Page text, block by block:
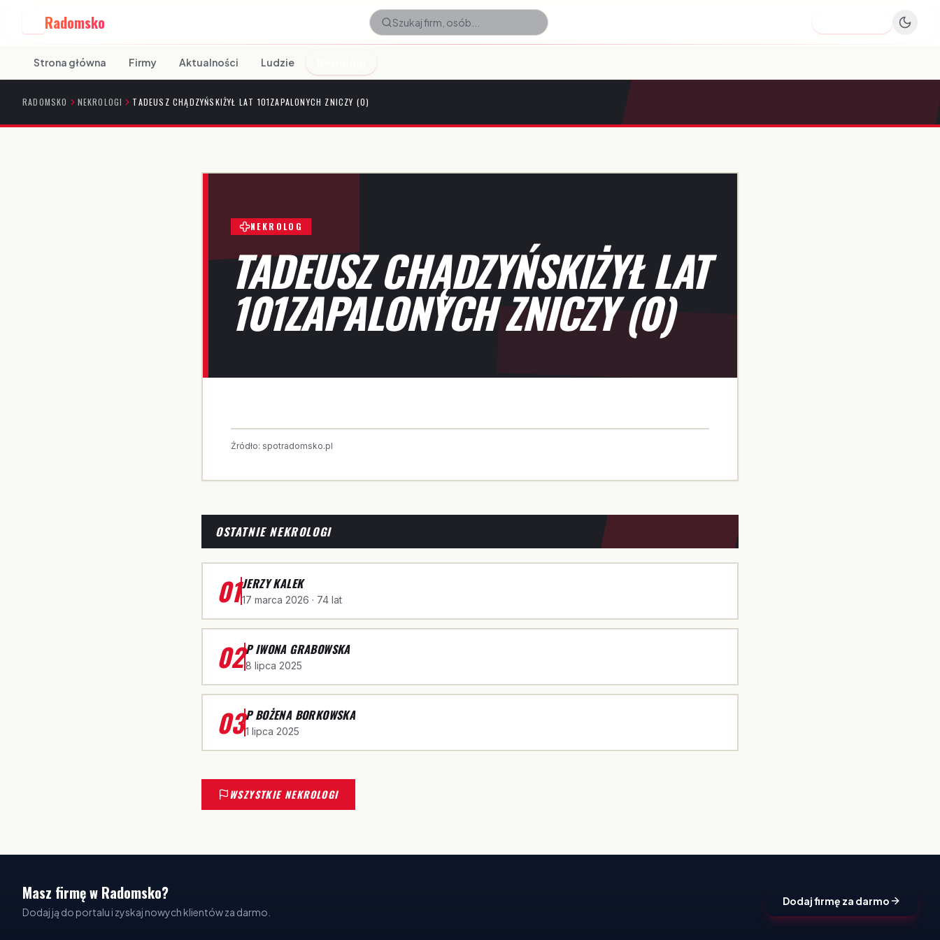
Radomsko
Strona główna Firmy Aktualności Ludzie
RADOMSKO NEKROLOGI TADEUSZ CHĄDZYŃSKIŻYŁ LAT 101ZAPALONYCH ZNICZY (0)
NEKROLOG
TADEUSZ CHĄDZYŃSKIŻYŁ LAT
101ZAPALONYCH ZNICZY (0)
Źródło: spotradomsko.pl
OSTATNIE NEKROLOGI
01JERZY KALEK
17 marca 2026 · 74 lat
02P IWONA GRABOWSKA
8 lipca 2025
03P BOŻENA BORKOWSKA
1 lipca 2025
WSZYSTKIE NEKROLOGI
Masz firmę w Radomsko?
Dodaj ją do portalu i zyskaj nowych klientów za darmo.
Dodaj firmę za darmo